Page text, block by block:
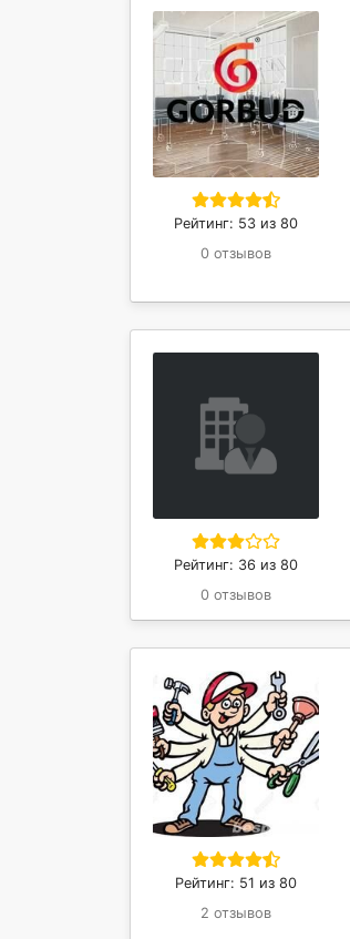
Рейтинг: 53 из 80
0 отзывов
Рейтинг: 36 из 80
0 отзывов
Рейтинг: 51 из 80
2 отзывов